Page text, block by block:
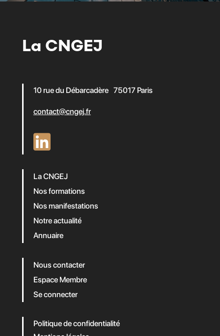
La CNGEJ
10 rue du Débarcadère 75017 Paris
contact@cngej.fr
La CNGEJ
Nos formations
Nos manifestations
Notre actualité
Annuaire
Nous contacter
Espace Membre
Se connecter
Politique de confidentialité